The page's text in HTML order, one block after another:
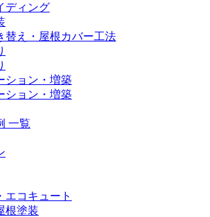
ディング
替え・屋根カバー工法
ション・増築
ション・増築
一覧
エコキュート
根塗装